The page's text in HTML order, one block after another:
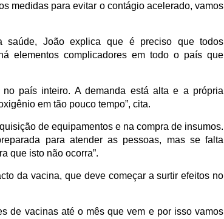
medidas para evitar o contágio acelerado, vamos
João explica que é preciso que todos
elementos complicadores em todo o país que
país inteiro. A demanda está alta e a própria
em tão pouco tempo”, cita.
de equipamentos e na compra de insumos.
para atender as pessoas, mas se falta
que isto não ocorra”.
da vacina, que deve começar a surtir efeitos no
de vacinas até o mês que vem e por isso vamos